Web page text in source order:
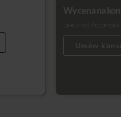
Wycena na
zależy od
Umów